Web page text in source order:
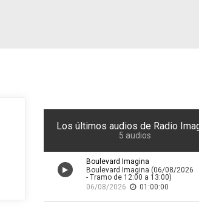
Los últimos audios de Radio
5 audios
Boulevard Imagina
Boulevard Imagina (06/08/2026
- Tramo de 12:00 a 13:00)
06/08/2026
01:00:00